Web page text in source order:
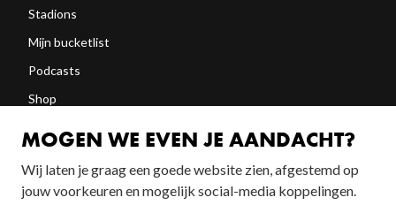
Stadions
Mijn bucketlist
Podcasts
Shop
FOLLOW US!
MOGEN WE EVEN JE AANDACHT?
Wij laten je graag een goede website zien, afgestemd op
jouw voorkeuren en mogelijk social-media koppelingen.